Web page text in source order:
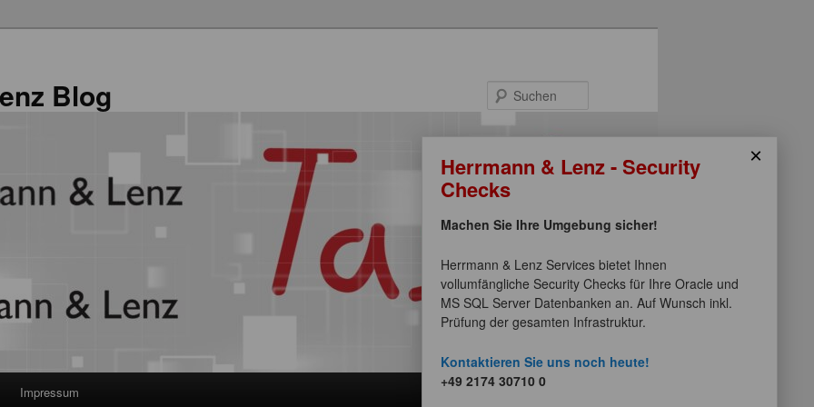
Blog
Impressum
×
Herrmann & Lenz - Security
Checks
Machen Sie Ihre Umgebung sicher!
Herrmann & Lenz Services bietet Ihnen
vollumfängliche Security Checks für Ihre Oracle und
MS SQL Server Datenbanken an. Auf Wunsch inkl.
Prüfung der gesamten Infrastruktur.
Kontaktieren Sie uns noch heute!
+49 2174 30710 0